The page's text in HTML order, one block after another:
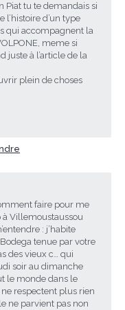
Piat tu te demandais si
l’histoire d’un type
qui accompagnent la
meme si
juste à l’article de la
plein de choses
faire pour me
à Villemoustaussou
: j’habite
tenue par votre
des vieux c… qui
soir au dimanche
le monde dans le
respectent plus rien
ne parvient pas non